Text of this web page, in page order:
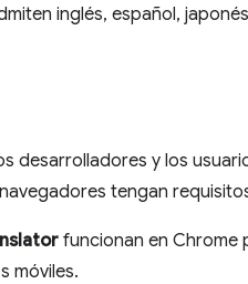
inglés, español,
desarrolladores y los
tengan
funcionan en Chrome
móviles.